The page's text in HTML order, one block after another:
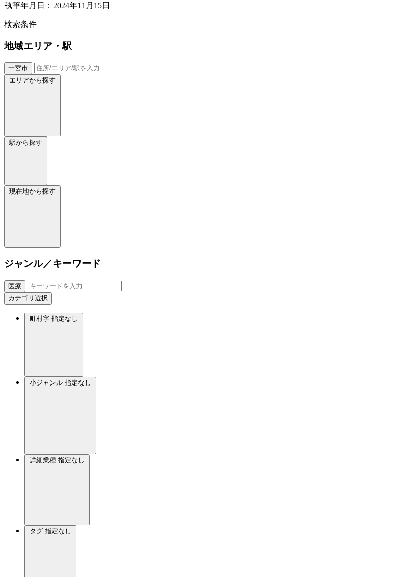
執筆年月日：2024年11月15日
検索条件
地域エリア・駅
一宮市
エリアから探す
駅から探す
現在地から探す
ジャンル／キーワード
医療
カテゴリ選択
町村字 指定なし
小ジャンル 指定なし
詳細業種 指定なし
タグ 指定なし